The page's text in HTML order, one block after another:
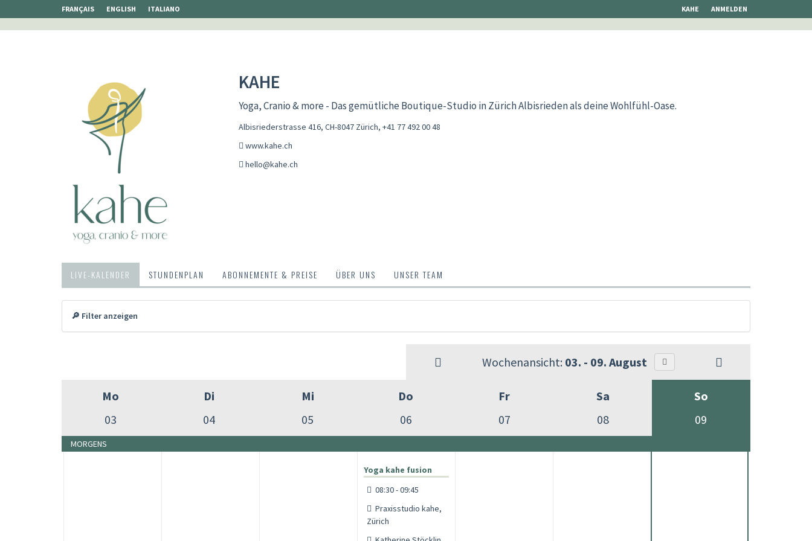
FRANÇAIS ENGLISH ITALIANO KAHE ANMELDEN
KAHE
Yoga, Cranio & more - Das gemütliche Boutique-Studio in Zürich Albisrieden als deine Wohlfühl-Oase.
Albisriederstrasse 416, CH-8047 Zürich, +41 77 492 00 48
www.kahe.ch
hello@kahe.ch
LIVE-KALENDER STUNDENPLAN ABONNEMENTE & PREISE ÜBER UNS UNSER TEAM
🔎 Filter anzeigen
Wochenansicht: 03. - 09. August
Mo
03
Di
04
Mi
05
Do
06
Fr
07
Sa
08
So
09
MORGENS
Yoga kahe fusion
08:30 - 09:45
Praxisstudio kahe,
Zürich